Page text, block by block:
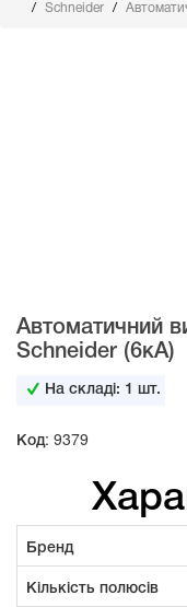
Schneider
Автоматичний
Schneider (6кА)
На складі: 1 шт.
Код: 9379
Бренд
Кількість полюсів